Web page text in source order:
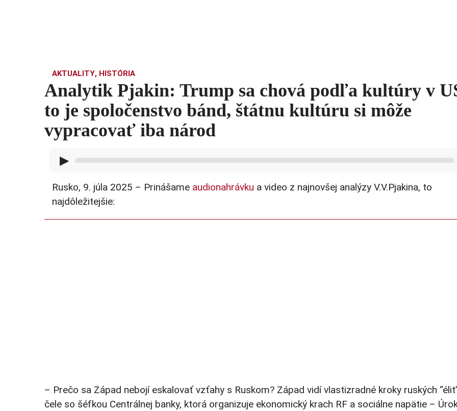
AKTUALITY, HISTÓRIA
Analytik Pjakin: Trump sa chová podľa kultúry v
to je spoločenstvo bánd, štátnu kultúru si môže
vypracovať iba národ
▶
Rusko, 9. júla 2025 – Prinášame audionahrávku a video z najnovšej analýzy V.V.Pjakina, to
najdôležitejšie:
– Prečo sa Západ nebojí eskalovať vzťahy s Ruskom? Západ vidí vlastizradné kroky ruských
čele so šéfkou Centrálnej banky, ktorá organizuje ekonomický krach RF a sociálne napätie –